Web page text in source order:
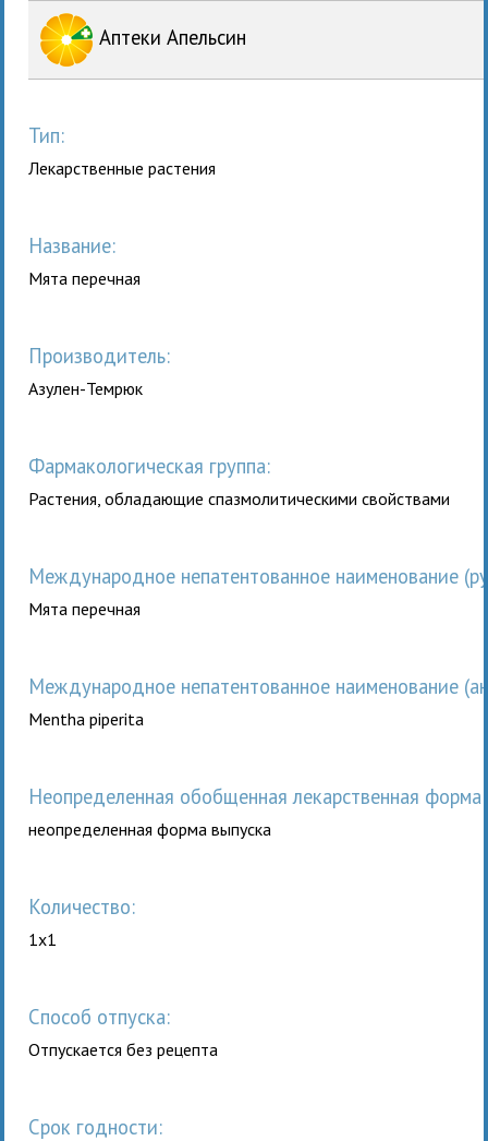
Аптеки Апельсин
Тип:
Лекарственные растения
Название:
Мята перечная
Производитель:
Азулен-Темрюк
Фармакологическая группа:
Растения, обладающие спазмолитическими свойствами
Международное непатентованное наименование
Мята перечная
Международное непатентованное наименование
Mentha piperita
неопределенная обобщенная лекарственная форма
неопределенная форма выпуска
Количество:
1x1
Способ отпуска:
Отпускается без рецепта
Срок годности: